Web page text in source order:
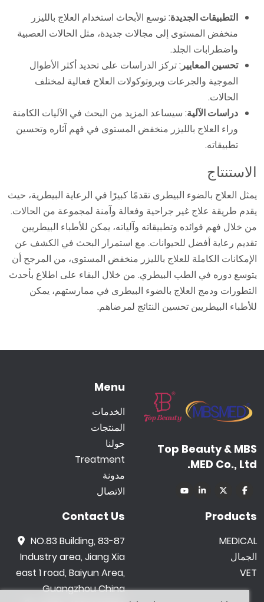
التطبيقات الجديدة: توسع الأبحاث استخدام العلاج بالليزر
منخفض المستوى إلى مجالات جديدة، مثل الحالات العصبية
واضطرابات الجلد.
تحسين المعايير: تركز الدراسات على تحديد أكثر الأطوال
الموجية والجرعات وبروتوكولات العلاج فعالية لمختلف
الحالات.
دراسات الآلية: سيساعد المزيد من البحث في الآليات الكامنة
وراء العلاج بالليزر منخفض المستوى في فهم آثاره وتحسين
تطبيقاته.
الاستنتاج
يمثل العلاج بالضوء البيطرى تقدمًا كبيرًا في الرعاية البيطرية، حيث
يقدم طريقة علاج غير جراحية وفعالة وآمنة لمجموعة من الحالات.
من خلال فهم فوائده وتطبيقاته وآلياته، يمكن للأطباء البيطريين
تقديم رعاية أفضل للحيوانات. مع استمرار البحث في الكشف عن
الإمكانات الكاملة للعلاج بالليزر منخفض المستوى، من المرجح أن
يتوسع دوره في الطب البيطري. من خلال البقاء على اطلاع بأحدث
التطورات ودمج العلاج بالضوء البيطرى في ممارستهم، يمكن
للأطباء البيطريين تحسين النتائج لمرضاهم.
Top Beauty & MBS
MED Co., Ltd.
Menu
الخدمات
المنتجات
حولنا
Treatment
مدونة
الاتصال
Products
MEDICAL
الجمال
VET
Contact Us
NO.83 Building, 83-87
Industry area, Jiang Xia
east 1 road, Baiyun Area,
Guangzhou China